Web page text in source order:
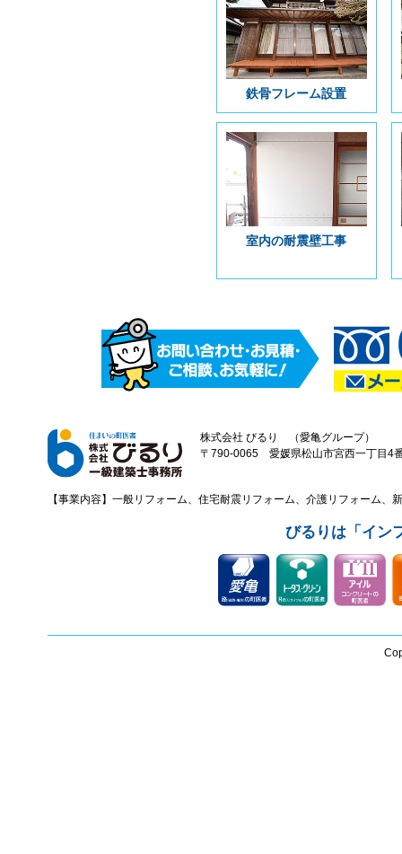
鉄骨フレーム設置
室内の耐震壁工事
株式会社 びるり （愛亀グループ）
〒790-0065 愛媛県松山市宮西一丁
【事業内容】一般リフォーム、住宅耐震リフォーム、介護リフォーム
びるりは「イン